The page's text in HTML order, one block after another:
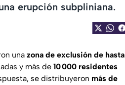
erupción subpliniana.
una zona de exclusión de hasta
y más de 10 000 residentes
se distribuyeron más de